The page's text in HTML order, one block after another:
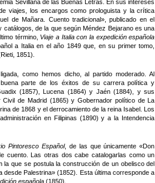
Sevillana de las Buenas Letras. En sus intereses
viajes, los encargos como prologuista y la crítica
de Mañara. Cuento tradicional», publicado en el
de la que según Méndez Bejarano es una
término, Viaje a Italia con la expedición española
a Italia en el año 1849 que, en su primer tomo,
1851).
como hemos dicho, al partido moderado. Al
parte de los éxitos de su carrera política y
(1857), Lucena (1864) y Jaén (1884), y sus
de Madrid (1865) y Gobernador político de La
de 1868 y el derrocamiento de la reina Isabel. Los
en Filipinas (1890) y a la Intendencia
Pintoresco Español, de las que únicamente «Don
cuento. Las otras dos cabe catalogarlas como un
que se postula la construcción de un obelisco del
Palestrina» (1852). Esta última corresponde a
española (1850).